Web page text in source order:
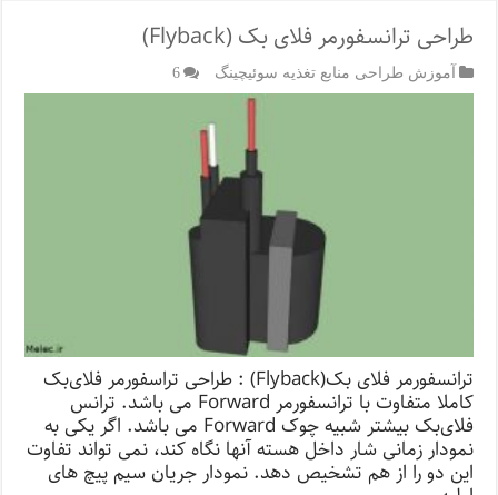
طراحی ترانسفورمر فلای بک (Flyback)
آموزش طراحی منابع تغذیه سوئیچینگ 6
ترانسفورمر فلای بک(Flyback) : طراحی تراسفورمر فلای‌بک
کاملا متفاوت با ترانسفورمر Forward می باشد. ترانس
فلای‌بک بیشتر شبیه چوک Forward می باشد. اگر یکی به
نمودار زمانی شار داخل هسته آنها نگاه کند، نمی تواند تفاوت
این دو را از هم تشخیص دهد. نمودار جریان سیم پیچ های